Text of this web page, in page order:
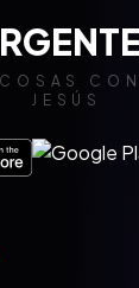
JESÚS